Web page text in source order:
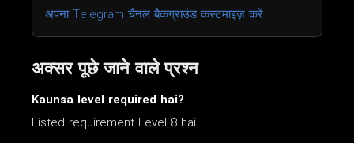
अपना Telegram चैनल बैकग्राउंड कस्टमाइज़ करें
अक्सर पूछे जाने वाले प्रश्न
Kaunsa level required hai?
Listed requirement Level 8 hai.